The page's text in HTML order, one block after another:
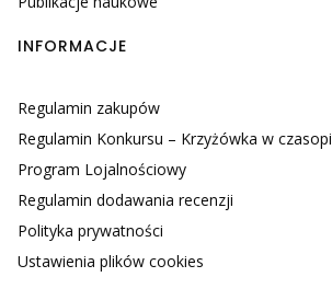
INFORMACJE
Regulamin zakupów
Regulamin Konkursu – Krzyżówka w
Program Lojalnościowy
Regulamin dodawania recenzji
Polityka prywatności
Ustawienia plików cookies